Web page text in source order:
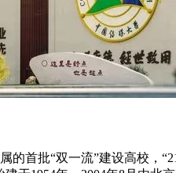
的首批“双一流”建设高校，